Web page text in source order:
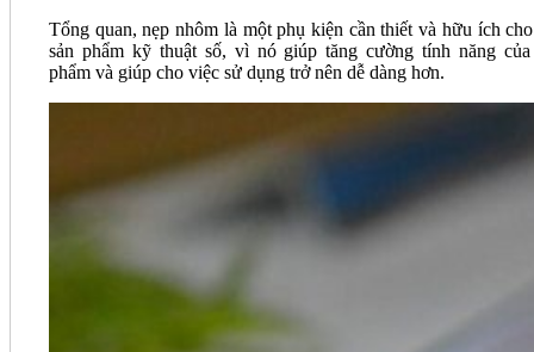
Tổng quan, nẹp nhôm là một phụ kiện cần thiết và hữu ích
sản phẩm kỹ thuật số, vì nó giúp tăng cường tính năng của
phẩm và giúp cho việc sử dụng trở nên dễ dàng hơn.